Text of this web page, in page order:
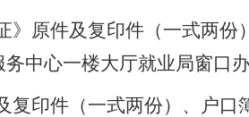
原件及复印件（一式两份
务中心一楼大厅就业局窗口
印件（一式两份）、户口